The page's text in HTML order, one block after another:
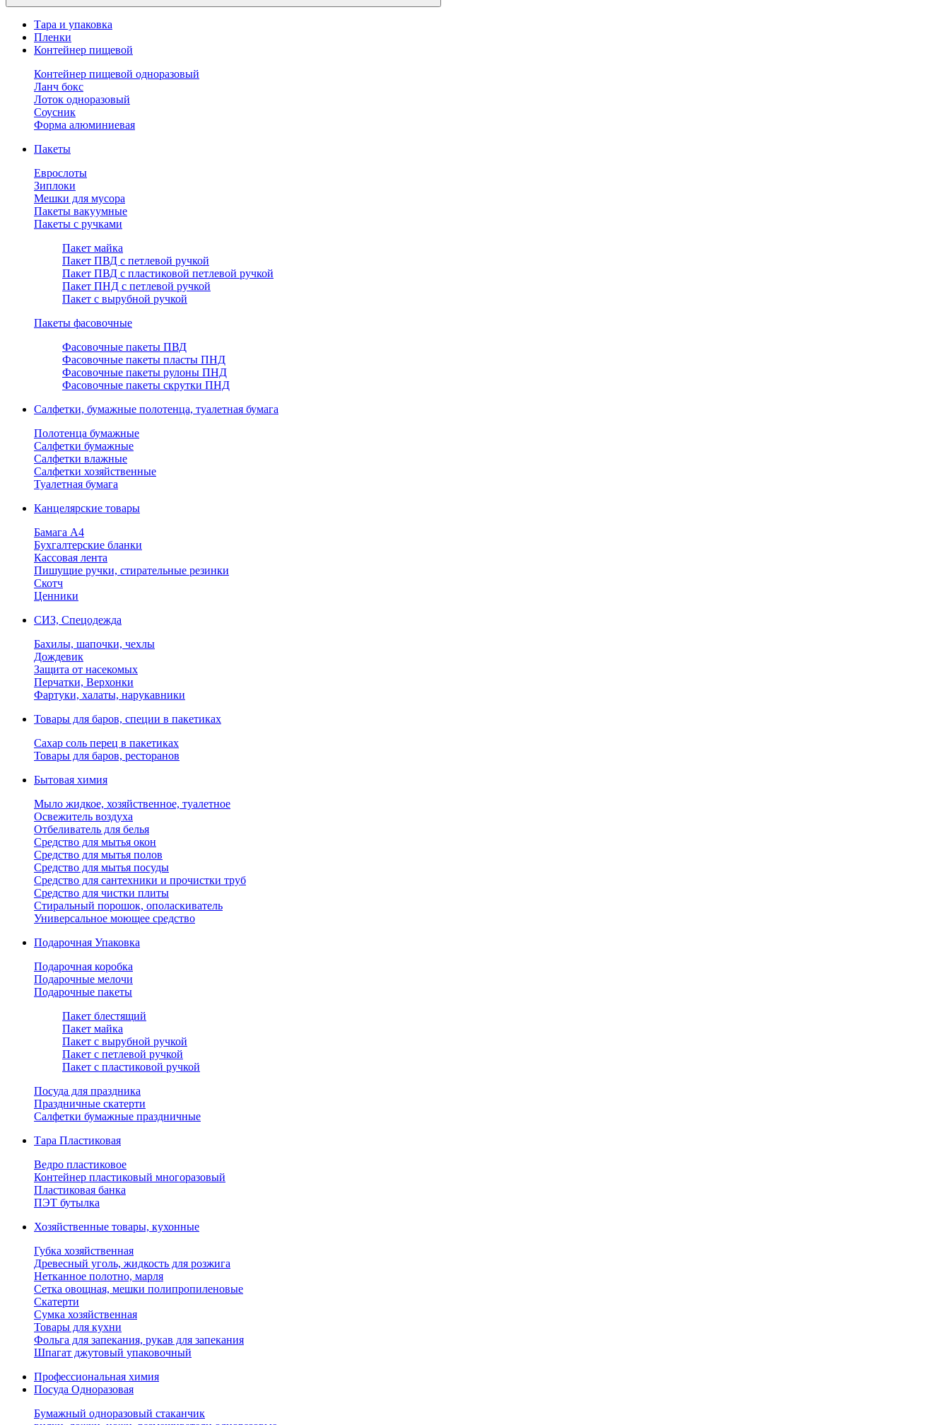
Тара и упаковка
Пленки
Контейнер пищевой
Контейнер пищевой одноразовый
Ланч бокс
Лоток одноразовый
Соусник
Форма алюминиевая
Пакеты
Еврослоты
Зиплоки
Мешки для мусора
Пакеты вакуумные
Пакеты с ручками
Пакет майка
Пакет ПВД с петлевой ручкой
Пакет ПВД с пластиковой петлевой ручкой
Пакет ПНД с петлевой ручкой
Пакет с вырубной ручкой
Пакеты фасовочные
Фасовочные пакеты ПВД
Фасовочные пакеты пласты ПНД
Фасовочные пакеты рулоны ПНД
Фасовочные пакеты скрутки ПНД
Салфетки, бумажные полотенца, туалетная бумага
Полотенца бумажные
Салфетки бумажные
Салфетки влажные
Салфетки хозяйственные
Туалетная бумага
Канцелярские товары
Бамага А4
Бухгалтерские бланки
Кассовая лента
Пишущие ручки, стирательные резинки
Скотч
Ценники
СИЗ, Спецодежда
Бахилы, шапочки, чехлы
Дождевик
Защита от насекомых
Перчатки, Верхонки
Фартуки, халаты, нарукавники
Товары для баров, специи в пакетиках
Сахар соль перец в пакетиках
Товары для баров, ресторанов
Бытовая химия
Мыло жидкое, хозяйственное, туалетное
Освежитель воздуха
Отбеливатель для белья
Средство для мытья окон
Средство для мытья полов
Средство для мытья посуды
Средство для сантехники и прочистки труб
Средство для чистки плиты
Стиральный порошок, ополаскиватель
Универсальное моющее средство
Подарочная Упаковка
Подарочная коробка
Подарочные мелочи
Подарочные пакеты
Пакет блестящий
Пакет майка
Пакет с вырубной ручкой
Пакет с петлевой ручкой
Пакет с пластиковой ручкой
Посуда для праздника
Праздничные скатерти
Салфетки бумажные праздничные
Тара Пластиковая
Ведро пластиковое
Контейнер пластиковый многоразовый
Пластиковая банка
ПЭТ бутылка
Хозяйственные товары, кухонные
Губка хозяйственная
Древесный уголь, жидкость для розжига
Нетканное полотно, марля
Сетка овощная, мешки полипропиленовые
Скатерти
Сумка хозяйственная
Товары для кухни
Фольга для запекания, рукав для запекания
Шпагат джутовый упаковочный
Профессиональная химия
Посуда Одноразовая
Бумажный одноразовый стаканчик